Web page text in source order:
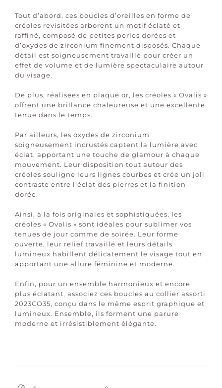
Tout d’abord, ces boucles d’oreilles en forme de
créoles revisitées arborent un motif éclaté et
raffiné, composé de petites perles dorées et
d’oxydes de zirconium finement disposés. Chaque
détail est soigneusement travaillé pour créer un
effet de volume et de lumière spectaculaire autour
du visage.
De plus, réalisées en plaqué or, les créoles « Ovalis »
offrent une brillance chaleureuse et une excellente
tenue dans le temps.
Par ailleurs, les oxydes de zirconium
soigneusement incrustés captent la lumière avec
éclat, apportant une touche de glamour à chaque
mouvement. Leur disposition tout autour des
créoles souligne leurs lignes courbes et crée un joli
contraste entre l’éclat des pierres et la finition
dorée.
Ainsi, à la fois originales et sophistiquées, les
créoles « Ovalis » sont idéales pour sublimer vos
tenues de jour comme de soirée. Leur forme
ouverte, leur relief travaillé et leurs détails
lumineux habillent délicatement le visage tout en
apportant une allure féminine et moderne.
Enfin, pour un ensemble harmonieux et encore
plus éclatant, associez ces boucles au collier assorti
2023CO35, conçu dans le même esprit graphique et
lumineux. Ensemble, ils forment une parure
moderne et irrésistiblement élégante.